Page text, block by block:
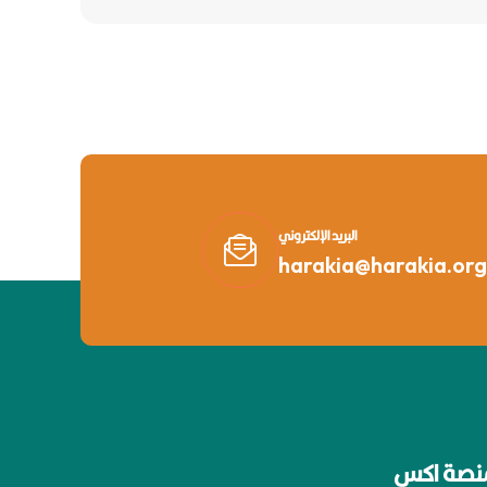
البريد الإلكتروني
اكس